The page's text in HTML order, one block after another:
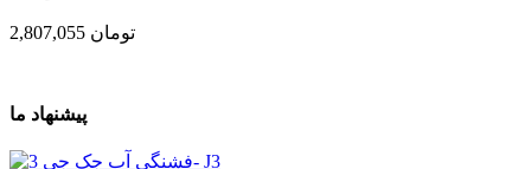
2,807,055 تومان
پیشنهاد ما